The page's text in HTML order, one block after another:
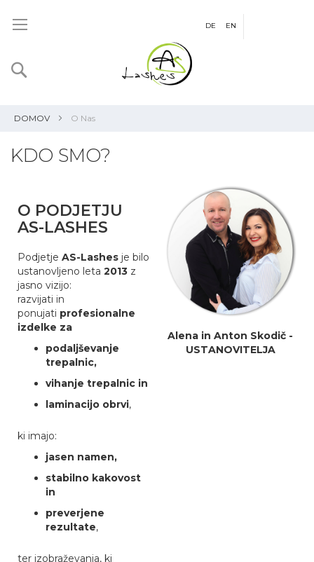
DE EN
DOMOV O Nas
KDO SMO?
O PODJETJU
AS-LASHES
Podjetje AS-Lashes je bilo
ustanovljeno leta 2013 z
jasno vizijo:
razvijati in
ponujati profesionalne
izdelke za
podaljševanje
trepalnic,
vihanje trepalnic in
laminacijo obrvi,
ki imajo:
jasen namen,
stabilno kakovost
in
preverjene
rezultate,
ter izobraževanja, ki
Alena in Anton Skodič -
USTANOVITELJA